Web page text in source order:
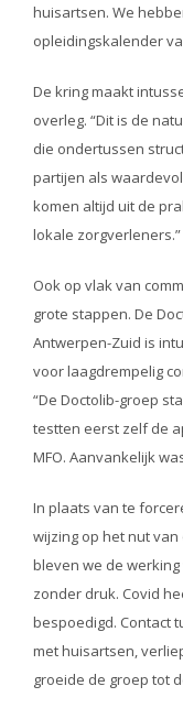
huisartsen. We
opleidingskalender
De kring maakt
overleg. “Dit is de
die ondertussen
partijen als waardevol
komen altijd uit de
lokale zorgverleners.”
Ook op vlak van
grote stappen. De
Antwerpen-Zuid is
voor laagdrempelig
“De Doctolib-groep
testten eerst zelf de
MFO. Aanvankelijk
In plaats van te
wijzing op het nut van
bleven we de
zonder druk. Covid
bespoedigd. Contact
met huisartsen,
groeide de groep tot